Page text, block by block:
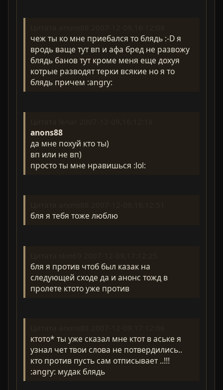
чеж ты ко мне приебался то блядь :-D я
вродь ваще тут вп и афа бред не развожу
блядь банов тут кроме меня еще дохуя
котрые разводят терки всякие но я то
блядь причем :angry:
anons88
да мне похуй кто ты)
вп или не вп)
просто ты мне нравишься :lol:
бля я тебя тоже люблю
бля я против чтоб был казак на
следующей сходе да и анонс тожд в
пролете ктото уже против
ктото* ты уже сказал мне ктот в аське я
узнал чет твои слова не потвердились..
кто против пусть сам отписывает ..!!!
:angry: мудак блядь